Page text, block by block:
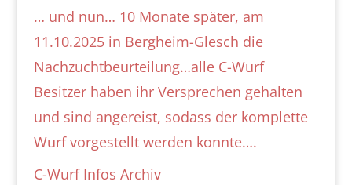
… und nun… 10 Monate später, am
11.10.2025 in Bergheim-Glesch die
Nachzuchtbeurteilung…alle C-Wurf
Besitzer haben ihr Versprechen gehalten
und sind angereist, sodass der komplette
Wurf vorgestellt werden konnte….
C-Wurf Infos Archiv